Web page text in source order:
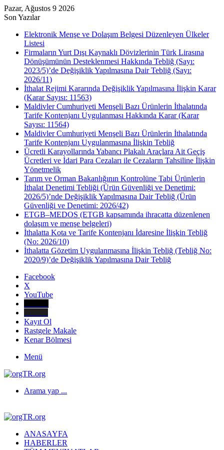
Pazar, Ağustos 9 2026
Son Yazılar
Elektronik Menşe ve Dolaşım Belgesi Düzenleyen Ülkeler
Listesi
Firmaların Yurt Dışı Kaynaklı Dövizlerinin Türk Lirasına
Dönüşümünün Desteklenmesi Hakkında Tebliğ (Sayı:
2023/5)’de Değişiklik Yapılmasına Dair Tebliğ (Sayı:
2026/11)
İthalat Rejimi Kararında Değişiklik Yapılmasına İlişkin Karar
(Karar Sayısı: 11563)
Maldivler Cumhuriyeti Menşeli Bazı Ürünlerin İthalatında
Tarife Kontenjanı Uygulanması Hakkında Karar (Karar
Sayısı: 11564)
Maldivler Cumhuriyeti Menşeli Bazı Ürünlerin İthalatında
Tarife Kontenjanı Uygulanmasına İlişkin Tebliğ
Ücretli Karayollarında Yabancı Plakalı Araçlara Ait Geçiş
Ücretleri ve İdari Para Cezaları ile Cezaların Tahsiline İlişkin
Yönetmelik
Tarım ve Orman Bakanlığının Kontrolüne Tabi Ürünlerin
İthalat Denetimi Tebliği (Ürün Güvenliği ve Denetimi:
2026/5)’nde Değişiklik Yapılmasına Dair Tebliğ (Ürün
Güvenliği ve Denetimi: 2026/42)
ETGB–MEDOS (ETGB kapsamında ihracatta düzenlenen
dolaşım ve menşe belgeleri)
İthalatta Kota ve Tarife Kontenjanı İdaresine İlişkin Tebliğ
(No: 2026/10)
İthalatta Gözetim Uygulanmasına İlişkin Tebliğ (Tebliğ No:
2020/9)’de Değişiklik Yapılmasına Dair Tebliğ
Facebook
X
YouTube
Kayıt Ol
Rastgele Makale
Kenar Bölmesi
Menü
Arama yap ...
ANASAYFA
HABERLER